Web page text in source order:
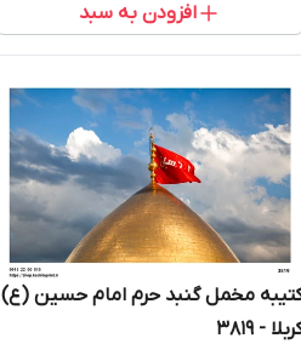
افزودن به سبد
مخمل گنبد حرم امام حسین (ع)
- 3819